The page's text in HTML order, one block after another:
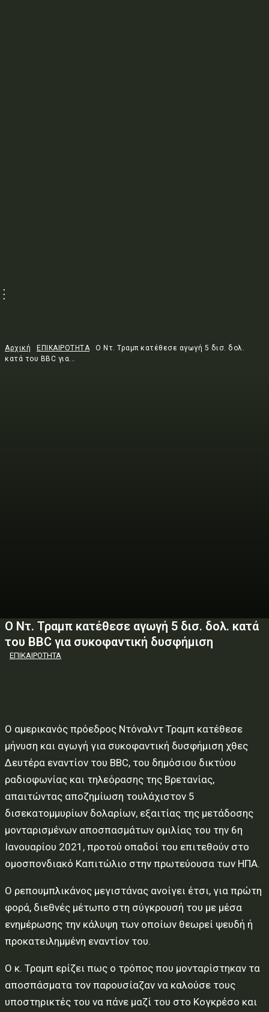
Αρχική ΕΠΙΚΑΙΡΟΤΗΤΑ
Ο Ντ. Τραμπ κατέθεσε αγωγή 5 δισ. δολ.
κατά του BBC για...
Ο Ντ. Τραμπ κατέθεσε αγωγή 5 δισ. δολ. κατά
του BBC για συκοφαντική δυσφήμιση
ΕΠΙΚΑΙΡΟΤΗΤΑ
Ο αμερικανός πρόεδρος Ντόναλντ Τραμπ κατέθεσε
μήνυση και αγωγή για συκοφαντική δυσφήμιση χθες
Δευτέρα εναντίον του BBC, του δημόσιου δικτύου
ραδιοφωνίας και τηλεόρασης της Βρετανίας,
απαιτώντας αποζημίωση τουλάχιστον 5
δισεκατομμυρίων δολαρίων, εξαιτίας της μετάδοσης
μονταρισμένων αποσπασμάτων ομιλίας του την 6η
Ιανουαρίου 2021, προτού οπαδοί του επιτεθούν στο
ομοσπονδιακό Καπιτώλιο στην πρωτεύουσα των ΗΠΑ.
Ο ρεπουμπλικάνος μεγιστάνας ανοίγει έτσι, για πρώτη
φορά, διεθνές μέτωπο στη σύγκρουσή του με μέσα
ενημέρωσης την κάλυψη των οποίων θεωρεί ψευδή ή
προκατειλημμένη εναντίον του.
Ο κ. Τραμπ ερίζει πως ο τρόπος που μονταρίστηκαν τα
αποσπάσματα τον παρουσίαζαν να καλούσε τους
υποστηρικτές του να πάνε μαζί του στο Κογκρέσο και